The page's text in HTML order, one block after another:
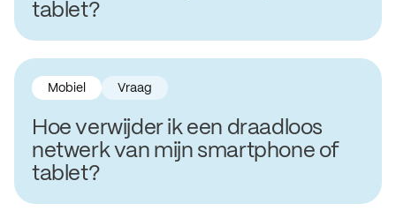
tablet?
Hoe verwijder ik een draadloos
netwerk van mijn smartphone of
tablet?
Mobiel Vraag